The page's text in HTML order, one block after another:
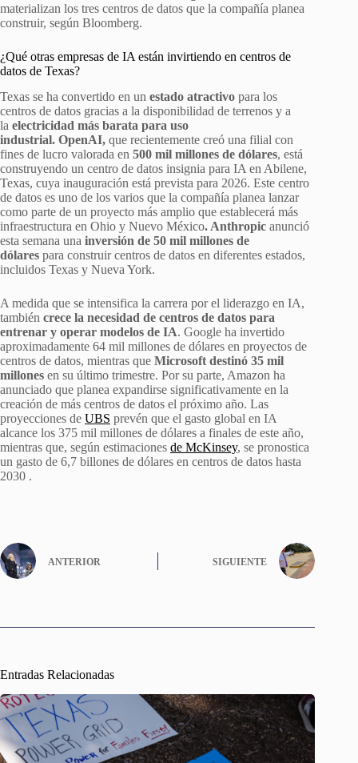
materializan los tres centros de datos que la compañía planea
construir, según Bloomberg.
¿Qué otras empresas de IA están invirtiendo en centros de
datos de Texas?
Texas se ha convertido en un estado atractivo para los
centros de datos gracias a la disponibilidad de terrenos y a
la electricidad más barata para uso
industrial. OpenAI, que recientemente creó una filial con
fines de lucro valorada en 500 mil millones de dólares, está
construyendo un centro de datos insignia para IA en Abilene,
Texas, cuya inauguración está prevista para 2026. Este centro
de datos es uno de los varios que la compañía planea lanzar
como parte de un proyecto más amplio que establecerá más
infraestructura en Ohio y Nuevo México. Anthropic anunció
esta semana una inversión de 50 mil millones de
dólares para construir centros de datos en diferentes estados,
incluidos Texas y Nueva York.
A medida que se intensifica la carrera por el liderazgo en IA,
también crece la necesidad de centros de datos para
entrenar y operar modelos de IA. Google ha invertido
aproximadamente 64 mil millones de dólares en proyectos de
centros de datos, mientras que Microsoft destinó 35 mil
millones en su último trimestre. Por su parte, Amazon ha
anunciado que planea expandirse significativamente en la
creación de más centros de datos el próximo año. Las
proyecciones de UBS prevén que el gasto global en IA
alcance los 375 mil millones de dólares a finales de este año,
mientras que, según estimaciones de McKinsey, se pronostica
un gasto de 6,7 billones de dólares en centros de datos hasta
2030 .
ANTERIOR SIGUIENTE
Entradas Relacionadas